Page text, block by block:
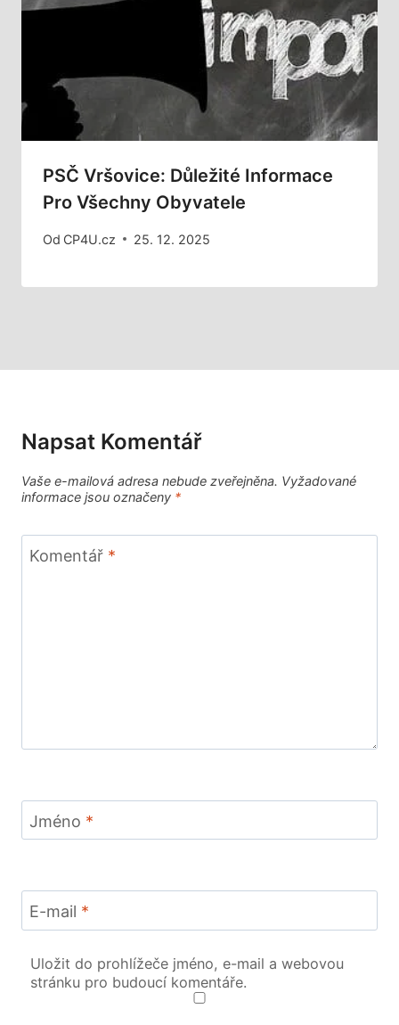
PSČ Vršovice: Důležité Informace
Pro Všechny Obyvatele
Od CP4U.cz 25. 12. 2025
Napsat Komentář
Vaše e-mailová adresa nebude zveřejněna. Vyžadované
informace jsou označeny *
Komentář *
Jméno *
E-mail *
Uložit do prohlížeče jméno, e-mail a webovou
stránku pro budoucí komentáře.